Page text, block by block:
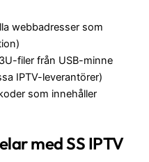
webbadresser som
filer från USB-minne
IPTV-leverantörer)
som innehåller
med SS IPTV